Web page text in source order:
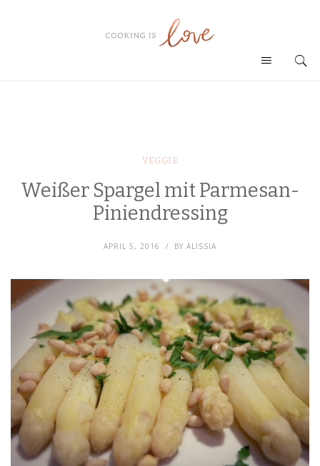
VEGGIE
Weißer Spargel mit Parmesan-
Piniendressing
APRIL 5, 2016 BY ALISSIA